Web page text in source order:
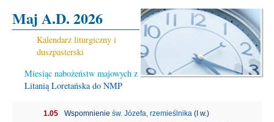
Maj A.D. 2026
Kalendarz liturgiczny i
duszpasterski
Miesiąc nabożeństw majowych z
Litanią Loretańska do NMP
1.05 Wspomnienie św. Józefa, rzemieślnika (I w.)